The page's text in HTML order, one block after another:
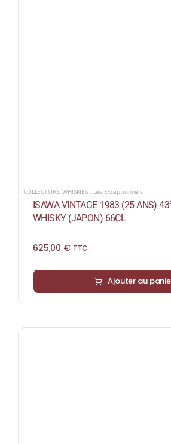
COLLECTORS,WHISKIES : Les Exceptionnels
ISAWA VINTAGE 1983 (25 ANS)
WHISKY (JAPON) 66CL
625,00 € TTC
Ajouter au